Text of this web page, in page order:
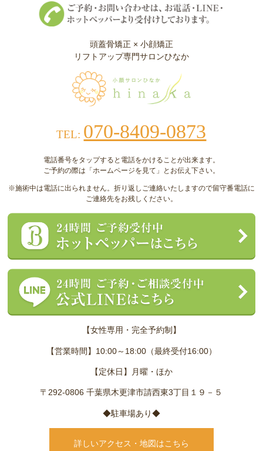
頭蓋骨矯正 × 小顔矯正
リフトアップ専門サロンひなか
TEL: 070-8409-0873
電話番号をタップすると電話をかけることが出来ます。
ご予約の際は「ホームページを見て」とお伝え下さい。
※施術中は電話に出られません。折り返しご連絡いたしますので留守番電話に
ご連絡先をお残しください。
【女性専用・完全予約制】
【営業時間】10:00～18:00（最終受付16:00）
【定休日】月曜・ほか
〒292-0806 千葉県木更津市請西東3丁目１９－５
◆駐車場あり◆
詳しいアクセス・地図はこちら